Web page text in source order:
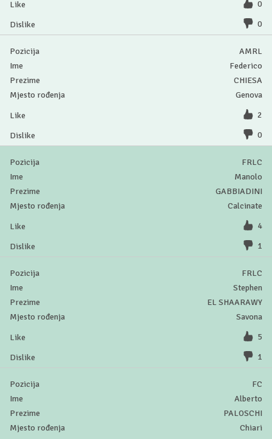
0
0
AMRL
Federico
CHIESA
Genova
2
0
FRLC
Manolo
GABBIADINI
Calcinate
4
1
FRLC
Stephen
EL SHAARAWY
Savona
5
1
FC
Alberto
PALOSCHI
Chiari